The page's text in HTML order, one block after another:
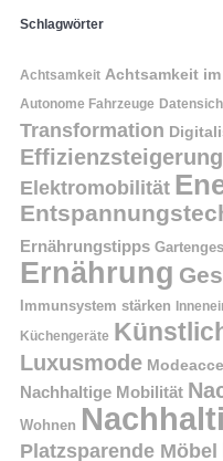
Schlagwörter
Achtsamkeit Achtsamkeit
Autonome Fahrzeuge
Transformation
Effizienzsteigerung
Elektromobilität
Ernährungstipps
Ernährung
Immunsystem stärken
Küchengeräte
Luxusmode
Nachhaltige Mobilität
Wohnen
Platzsparende Möbel